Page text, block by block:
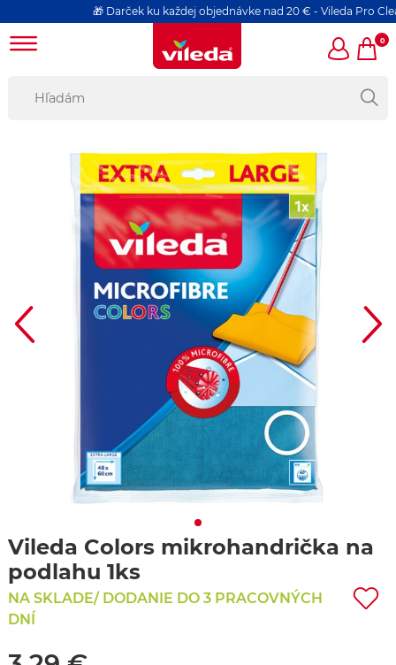
🎁 Darček ku každej objednávke nad 20 € - Vileda Pro Clean
0
Vileda Colors mikrohandrička na
podlahu 1ks
NA SKLADE/ DODANIE DO 3 PRACOVNÝCH
DNÍ